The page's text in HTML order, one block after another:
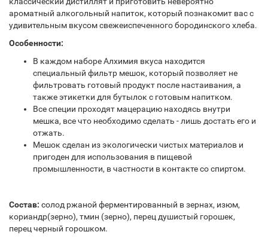
ароматный алкогольный напиток, который познакомит вас с
удивительным вкусом свежеиспеченного бородинского хлеба.
Особенности:
В каждом наборе Алхимия вкуса находится
специальный фильтр мешок, который позволяет не
фильтровать готовый продукт после настаивания, а
также этикетки для бутылок с готовым напитком.
Все специи проходят мацерацию находясь внутри
мешка, все что необходимо сделать - лишь достать его и
отжать.
Мешок сделан из экологически чистых материалов и
пригоден для использования в пищевой
промышленности, в частности в контакте со спиртом.
Состав: солод ржаной ферментированный в зернах, изюм,
кориандр(зерно), тмин (зерно), перец душистый горошек,
перец черный горошком.